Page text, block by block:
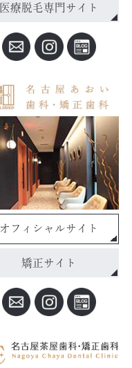
医療脱毛専門サイト
オフィシャルサイト
矯正サイト